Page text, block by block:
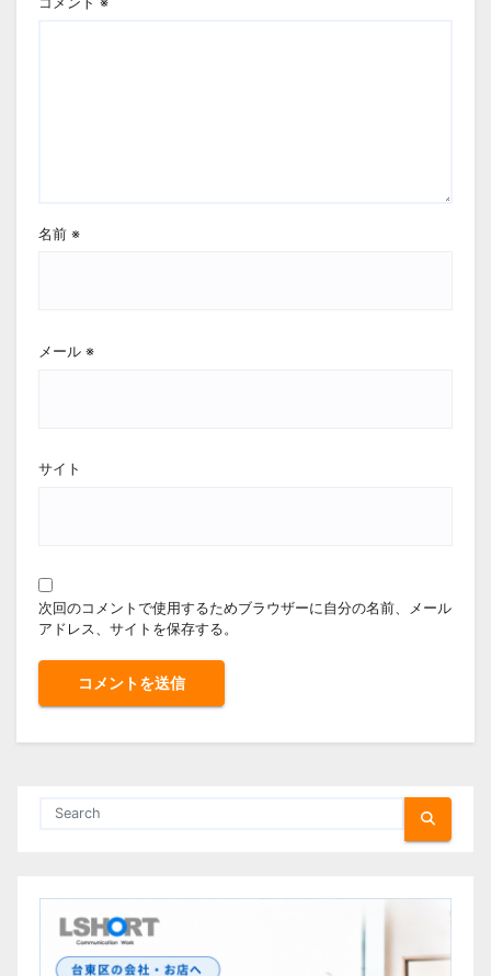
名前 ※
メール ※
サイト
次回のコメントで使用するためブラウザーに自分の名前、メール
アドレス、サイトを保存する。